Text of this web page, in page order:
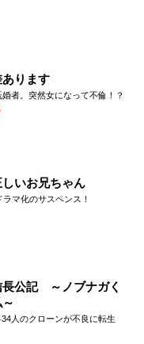
ります
者。突然女になって不倫！？
いお兄ちゃん
ラマ化のサスペンス！
長公記 ～ノブナガく
人のクローンが不良に転生